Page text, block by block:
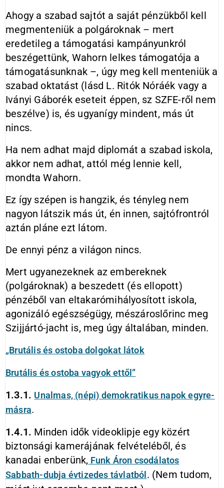
Ahogy a szabad sajtót a saját pénzükből kell
megmenteniük a polgároknak – mert
eredetileg a támogatási kampányunkról
beszégettünk, Wahorn lelkes támogatója a
támogatásunknak –, úgy meg kell menteniük a
szabad oktatást (lásd L. Ritók Nóráék vagy a
Iványi Gáborék eseteit éppen, sz SZFE-ről nem
beszélve) is, és ugyanígy mindent, más út
nincs.
Ha nem adhat majd diplomát a szabad iskola,
akkor nem adhat, attól még lennie kell,
mondta Wahorn.
Ez így szépen is hangzik, és tényleg nem
nagyon látszik más út, én innen, sajtófrontról
aztán pláne ezt látom.
De ennyi pénz a világon nincs.
Mert ugyanezeknek az embereknek
(polgároknak) a beszedett (és ellopott)
pénzéből van eltakarómihályosított iskola,
agonizáló egészségügy, mészároslőrinc meg
Szijjártó-jacht is, meg úgy általában, minden.
„Brutális és ostoba dolgokat látok
Brutális és ostoba vagyok ettől”
1.3.1. Unalmas, (népi) demokratikus napok egyre-
másra.
1.4.1. Minden idők videoklipje egy közért
biztonsági kamerájának felvételéből, és
kanadai enberünk, Funk Áron csodálatos
Sabbath-dubja évtizedes távlatból . (Nem tudom,